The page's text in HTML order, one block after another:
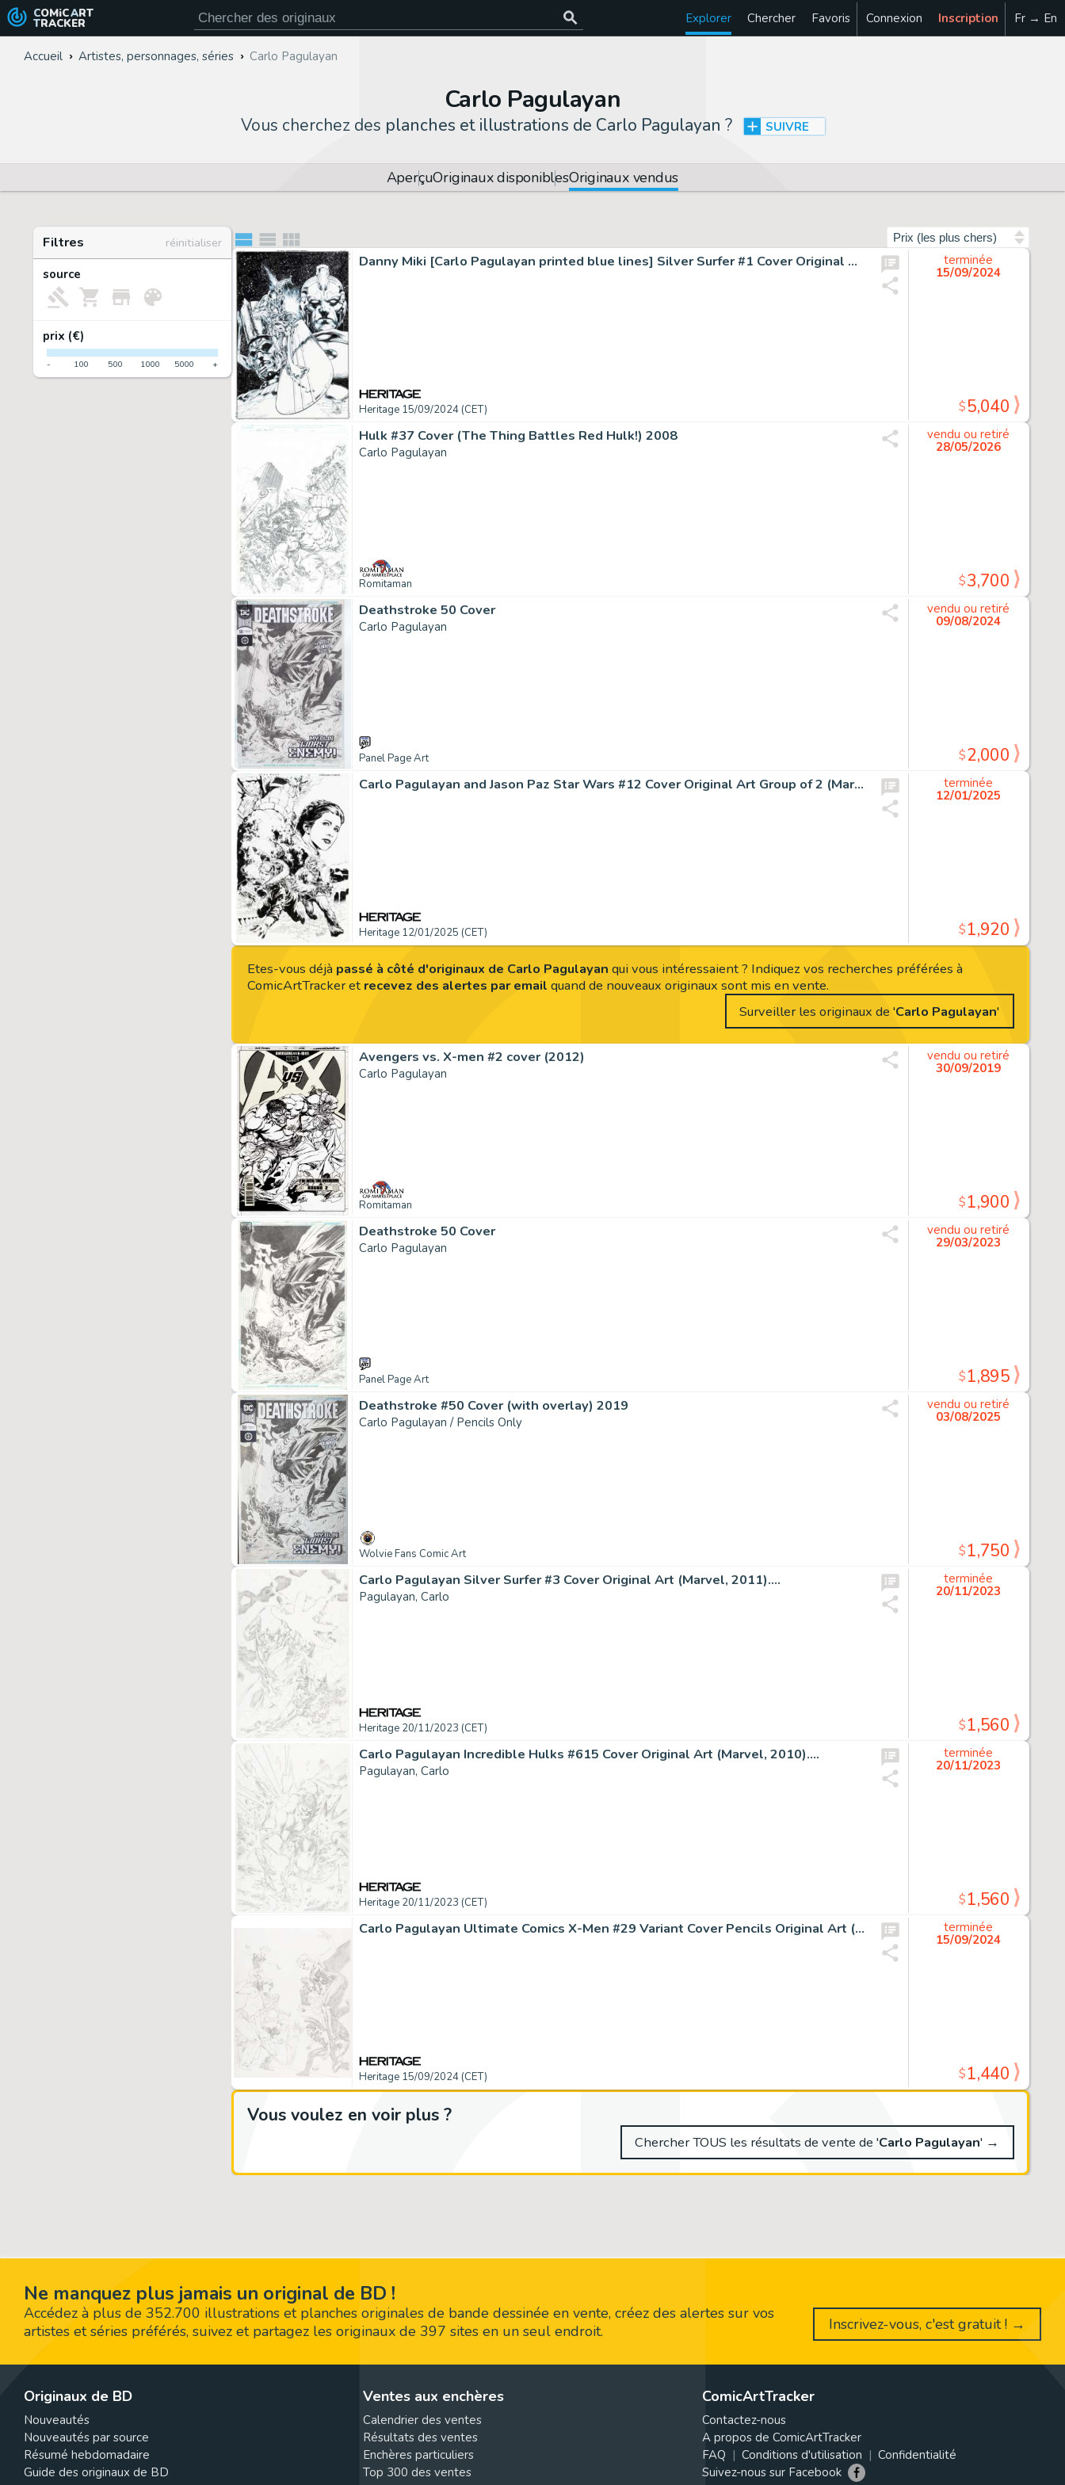
COMiC ART
TRACKER Explorer Chercher Favoris Connexion Inscription Fr → En
Accueil Artistes, personnages, séries Carlo Pagulayan
Carlo Pagulayan
Vous cherchez des planches et illustrations de Carlo Pagulayan ? SUIVRE
AperçuOriginaux disponiblesOriginaux vendus
Filtres
réinitialiser
source
prix (€)
- 100 500 1000 5000 +
Etes-vous déjà passé à côté d'originaux de Carlo Pagulayan qui vous intéressaient ? Indiquez vos recherches préférées à
ComicArtTracker et recevez des alertes par email quand de nouveaux originaux sont mis en vente.
Surveiller les originaux de 'Carlo Pagulayan'
Vous voulez en voir plus ?
Chercher TOUS les résultats de vente de 'Carlo Pagulayan' →
Danny Miki [Carlo Pagulayan printed blue lines] Silver Surfer #1 Cover Original Art (Marvel, 2011).
Heritage 15/09/2024 (CET)
terminée
15/09/2024
$5,040
Hulk #37 Cover (The Thing Battles Red Hulk!) 2008
Carlo Pagulayan
Romitaman
vendu ou retiré
28/05/2026
$3,700
Deathstroke 50 Cover
Carlo Pagulayan
Panel Page Art
vendu ou retiré
09/08/2024
$2,000
Carlo Pagulayan and Jason Paz Star Wars #12 Cover Original Art Group of 2 (Marvel, 2021). (Total: 2 Original Art)
Heritage 12/01/2025 (CET)
terminée
12/01/2025
$1,920
Avengers vs. X-men #2 cover (2012)
Carlo Pagulayan
Romitaman
vendu ou retiré
30/09/2019
$1,900
Deathstroke 50 Cover
Carlo Pagulayan
Panel Page Art
vendu ou retiré
29/03/2023
$1,895
Deathstroke #50 Cover (with overlay) 2019
Carlo Pagulayan / Pencils Only
Wolvie Fans Comic Art
vendu ou retiré
03/08/2025
$1,750
Carlo Pagulayan Silver Surfer #3 Cover Original Art (Marvel, 2011)....
Pagulayan, Carlo
Heritage 20/11/2023 (CET)
terminée
20/11/2023
$1,560
Carlo Pagulayan Incredible Hulks #615 Cover Original Art (Marvel, 2010)....
Pagulayan, Carlo
Heritage 20/11/2023 (CET)
terminée
20/11/2023
$1,560
Carlo Pagulayan Ultimate Comics X-Men #29 Variant Cover Pencils Original Art (Marvel, 2013).
Heritage 15/09/2024 (CET)
terminée
15/09/2024
$1,440
Ne manquez plus jamais un original de BD !
Accédez à plus de 352.700 illustrations et planches originales de bande dessinée en vente, créez des alertes sur vos
artistes et séries préférés, suivez et partagez les originaux de 397 sites en un seul endroit.
Inscrivez-vous, c'est gratuit ! →
Originaux de BD
Nouveautés
Nouveautés par source
Résumé hebdomadaire
Guide des originaux de BD
Ventes aux enchères
Calendrier des ventes
Résultats des ventes
Enchères particuliers
Top 300 des ventes
ComicArtTracker
Contactez-nous
A propos de ComicArtTracker
FAQ
Conditions d'utilisation
Confidentialité
Suivez-nous sur Facebook